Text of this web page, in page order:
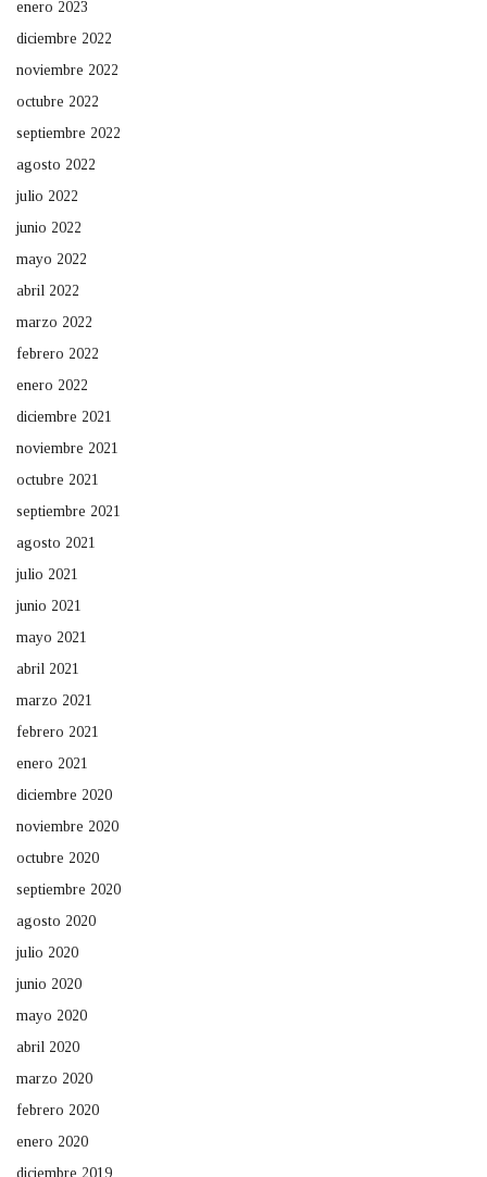
enero 2023
diciembre 2022
noviembre 2022
octubre 2022
septiembre 2022
agosto 2022
julio 2022
junio 2022
mayo 2022
abril 2022
marzo 2022
febrero 2022
enero 2022
diciembre 2021
noviembre 2021
octubre 2021
septiembre 2021
agosto 2021
julio 2021
junio 2021
mayo 2021
abril 2021
marzo 2021
febrero 2021
enero 2021
diciembre 2020
noviembre 2020
octubre 2020
septiembre 2020
agosto 2020
julio 2020
junio 2020
mayo 2020
abril 2020
marzo 2020
febrero 2020
enero 2020
diciembre 2019